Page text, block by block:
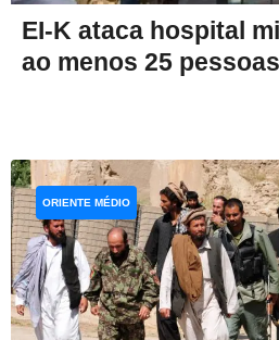
EI-K ataca hospital
ao menos 25
ORIENTE MÉDIO